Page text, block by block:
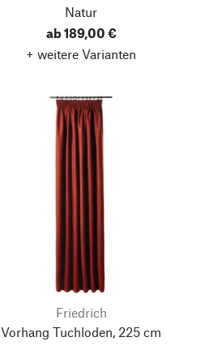
Natur
ab 189,00 €
+ weitere Varianten
Friedrich
Vorhang Tuchloden, 225 cm